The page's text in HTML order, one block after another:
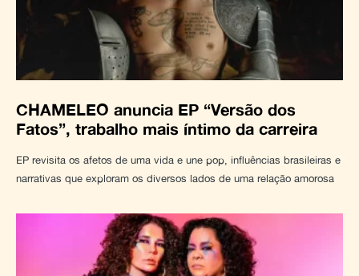
CHAMELEO anuncia EP “Versão dos
Fatos”, trabalho mais íntimo da carreira
EP revisita os afetos de uma vida e une pop, influências brasileiras e
narrativas que exploram os diversos lados de uma relação amorosa